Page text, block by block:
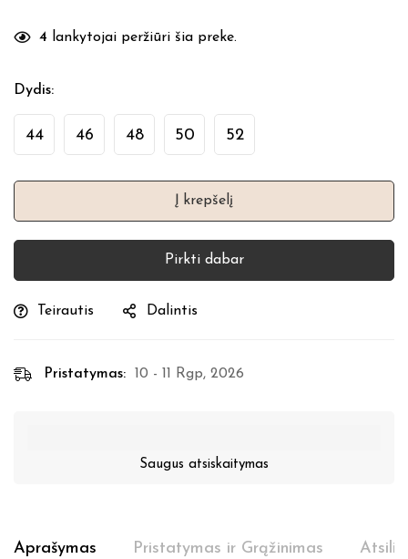
4 lankytojai peržiūri šia preke.
Dydis:
44 46 48 50 52
Į krepšelį
Pirkti dabar
Teirautis Dalintis
Pristatymas: 10 - 11 Rgp, 2026
Saugus atsiskaitymas
Aprašymas Pristatymas ir Grąžinimas